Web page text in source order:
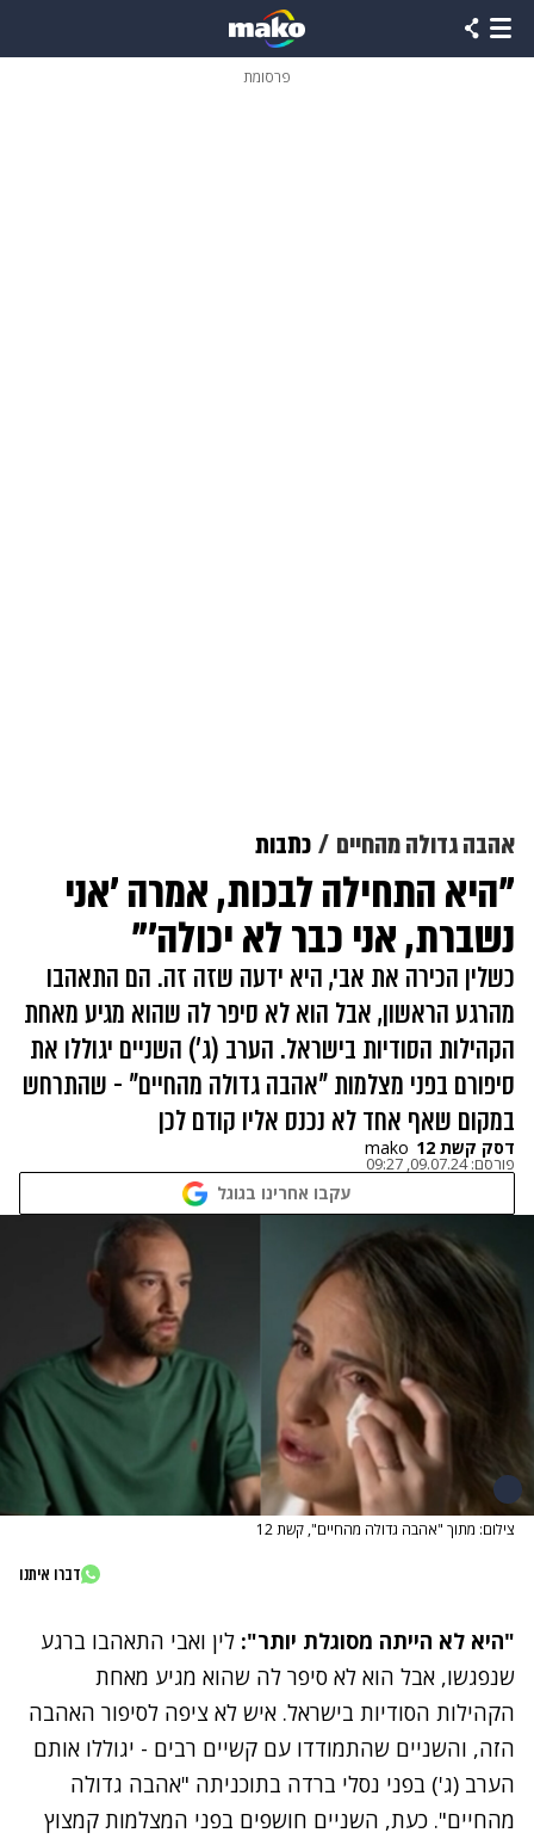
פרסומת
אהבה גדולה מהחיים כתבות
"היא התחילה לבכות, אמרה 'אני
נשברת, אני כבר לא יכולה'"
כשלין הכירה את אבי, היא ידעה שזה זה. הם התאהבו
מהרגע הראשון, אבל הוא לא סיפר לה שהוא מגיע מאחת
הקהילות הסודיות בישראל. הערב (ג') השניים יגוללו את
סיפורם בפני מצלמות "אהבה גדולה מהחיים" - שהתרחש
במקום שאף אחד לא נכנס אליו קודם לכן
דסק קשת 12 mako
פורסם:09.07.24, 09:27
עקבו אחרינו בגוגל
צילום: מתוך "אהבה גדולה מהחיים", קשת 12
דברו איתנו
"היא לא הייתה מסוגלת יותר": לין ואבי התאהבו ברגע
שנפגשו, אבל הוא לא סיפר לה שהוא מגיע מאחת
הקהילות הסודיות בישראל. איש לא ציפה לסיפור האהבה
הזה, והשניים שהתמודדו עם קשיים רבים - יגוללו אותם
הערב (ג') בפני נסלי ברדה בתוכניתה "אהבה גדולה
מהחיים". כעת, השניים חושפים בפני המצלמות קמצוץ